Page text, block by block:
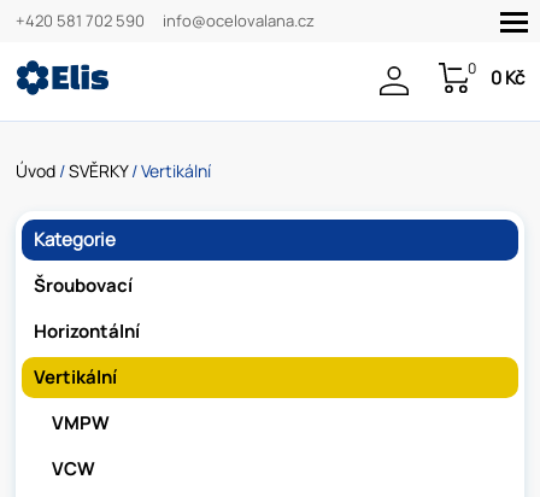
+420 581 702 590 info@ocelovalana.cz
0 0 Kč
Úvod /SVĚRKY/ Vertikální
Kategorie
Šroubovací
Horizontální
Vertikální
VMPW
VCW